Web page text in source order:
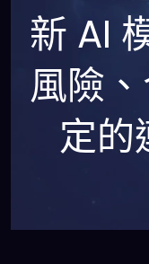
新 AI
風險
定的